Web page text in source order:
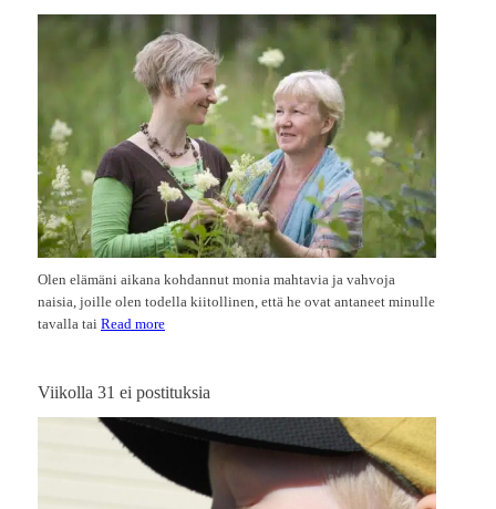
Olen elämäni aikana kohdannut monia mahtavia ja vahvoja
naisia, joille olen todella kiitollinen, että he ovat antaneet minulle
tavalla tai Read more
Viikolla 31 ei postituksia